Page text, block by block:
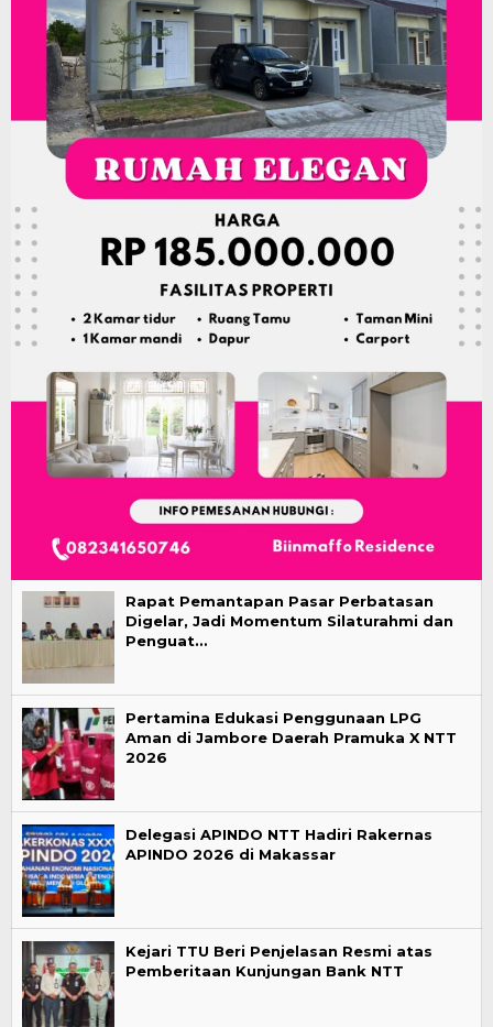
Rapat Pemantapan Pasar Perbatasan
Digelar, Jadi Momentum Silaturahmi dan
Penguat…
Pertamina Edukasi Penggunaan LPG
Aman di Jambore Daerah Pramuka X NTT
2026
Delegasi APINDO NTT Hadiri Rakernas
APINDO 2026 di Makassar
Kejari TTU Beri Penjelasan Resmi atas
Pemberitaan Kunjungan Bank NTT